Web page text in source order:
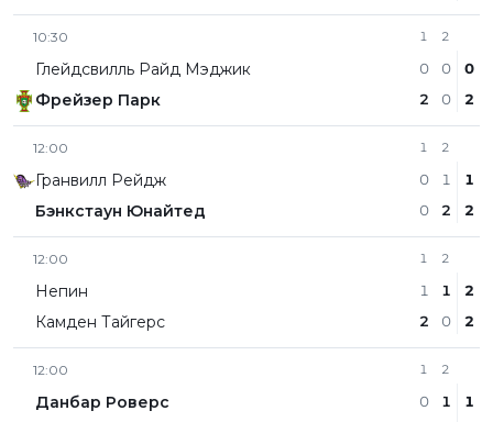
10:30
Глейдсвилль Райд Мэджик
Фрейзер Парк
1
0
2
2
0
0
0
2
12:00
Гранвилл Рейдж
Бэнкстаун Юнайтед
1
0
0
2
1
2
1
2
12:00
Непин
Камден Тайгерс
1
1
2
2
1
0
2
2
12:00
Данбар Роверс
1
0
2
1
1